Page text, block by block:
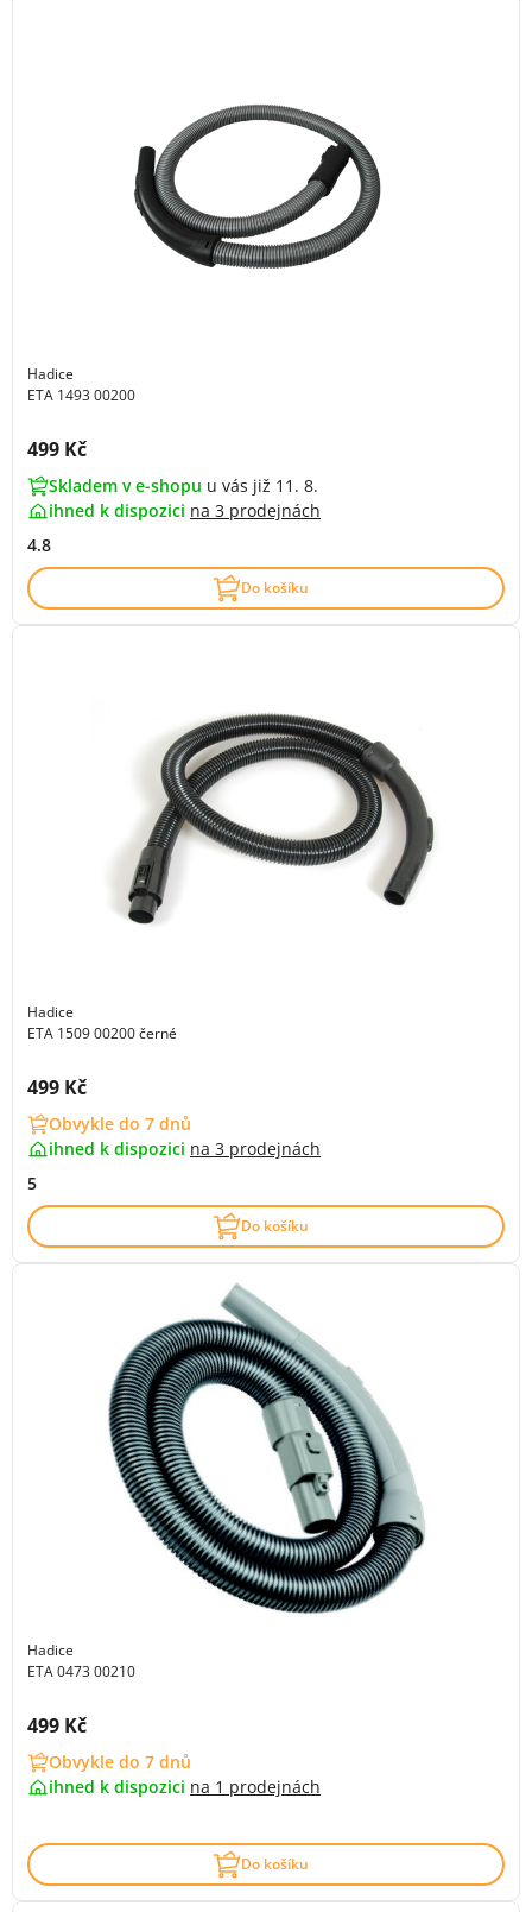
Hadice
ETA 1493 00200
Cena s DPH:
499 Kč
Skladem v e-shopu u vás již 11. 8.
ihned k dispozici na 3 prodejnách
4.8
Do košíku
Hadice
ETA 1509 00200 černé
Cena s DPH:
499 Kč
Obvykle do 7 dnů
ihned k dispozici na 3 prodejnách
5
Do košíku
Hadice
ETA 0473 00210
Cena s DPH:
499 Kč
Obvykle do 7 dnů
ihned k dispozici na 1 prodejnách
Do košíku